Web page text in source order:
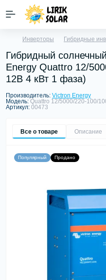
Инверторы Гибридные
Гибридный
Energy Quattro 12/
12В 4 кВт 1 фаза)
Производитель: Victron Energy
Модель: Quattro 12/5000/220-100/
Артикул: 00473
Все о товаре Описание
Популярный Продано